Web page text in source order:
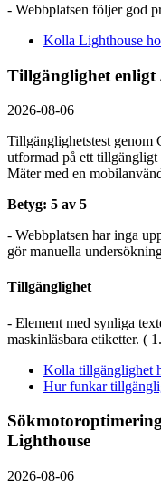
- Webbplatsen följer god
Kolla Lighthouse
Tillgänglighet enligt
2026-08-06
Tillgänglighetstest genom
utformad på ett tillgängligt
Mäter med en
Betyg: 5 av 5
- Webbplatsen har inga
gör manuella
Tillgänglighet
- Element med synliga
maskinläsbara etiketter. (
Kolla tillgänglighet
Hur funkar
Lighthouse
2026-08-06